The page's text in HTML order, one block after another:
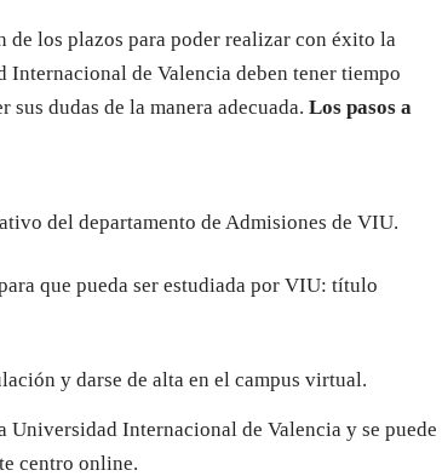
de los plazos para poder realizar con éxito la
Internacional de Valencia deben tener tiempo
dudas de la manera adecuada. Los pasos a
del departamento de Admisiones de VIU.
que pueda ser estudiada por VIU: título
y darse de alta en el campus virtual.
Universidad Internacional de Valencia y se puede
centro online.